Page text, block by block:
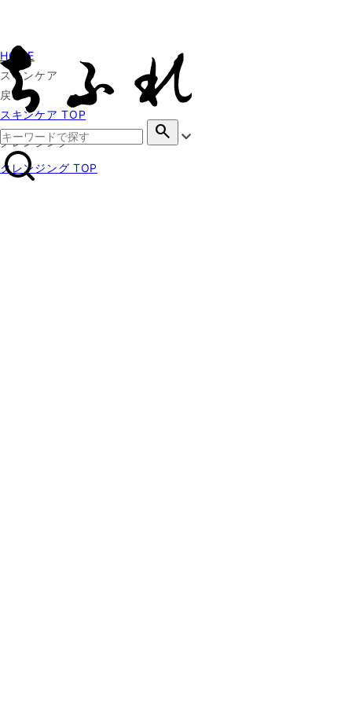
search
HOME
スキンケア
戻る
スキンケア TOP
クレンジング
クレンジング TOP